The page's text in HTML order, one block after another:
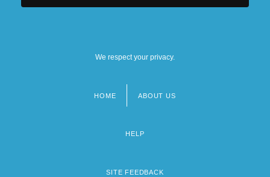
We respect your privacy.
HOME ABOUT US
HELP
SITE FEEDBACK